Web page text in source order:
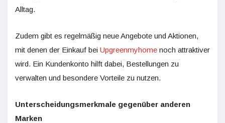
Alltag.
Zudem gibt es regelmäßig neue Angebote und Aktionen,
mit denen der Einkauf bei Upgreenmyhome noch attraktiver
wird. Ein Kundenkonto hilft dabei, Bestellungen zu
verwalten und besondere Vorteile zu nutzen.
Unterscheidungsmerkmale gegenüber anderen
Marken